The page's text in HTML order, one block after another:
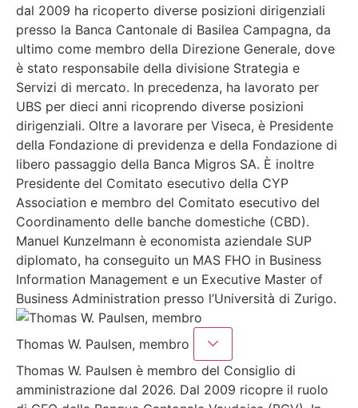
dal 2009 ha ricoperto diverse posizioni dirigenziali
presso la Banca Cantonale di Basilea Campagna, da
ultimo come membro della Direzione Generale, dove
è stato responsabile della divisione Strategia e
Servizi di mercato. In precedenza, ha lavorato per
UBS per dieci anni ricoprendo diverse posizioni
dirigenziali. Oltre a lavorare per Viseca, è Presidente
della Fondazione di previdenza e della Fondazione di
libero passaggio della Banca Migros SA. È inoltre
Presidente del Comitato esecutivo della CYP
Association e membro del Comitato esecutivo del
Coordinamento delle banche domestiche (CBD).
Manuel Kunzelmann è economista aziendale SUP
diplomato, ha conseguito un MAS FHO in Business
Information Management e un Executive Master of
Business Administration presso l’Università di Zurigo.
Thomas W. Paulsen, membro
Thomas W. Paulsen è membro del Consiglio di
amministrazione dal 2026. Dal 2009 ricopre il ruolo